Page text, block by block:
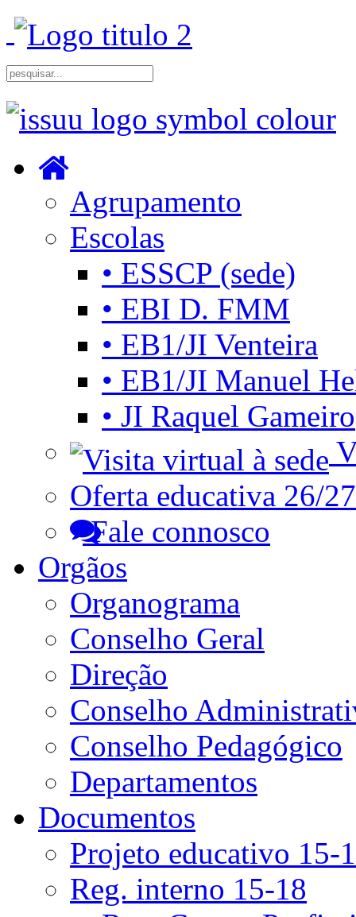
Agrupamento
Escolas
• ESSCP (sede)
• EBI D. FMM
• EB1/JI Venteira
• EB1/JI Manuel
• JI Raquel Gameiro
Oferta educativa 26/27
Fale connosco
Orgãos
Organograma
Conselho Geral
Direção
Conselho
Conselho Pedagógico
Departamentos
Documentos
Projeto educativo 15-
Reg. interno 15-18